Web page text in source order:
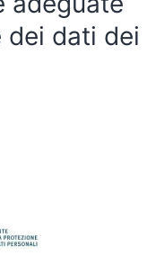
dei dati dei